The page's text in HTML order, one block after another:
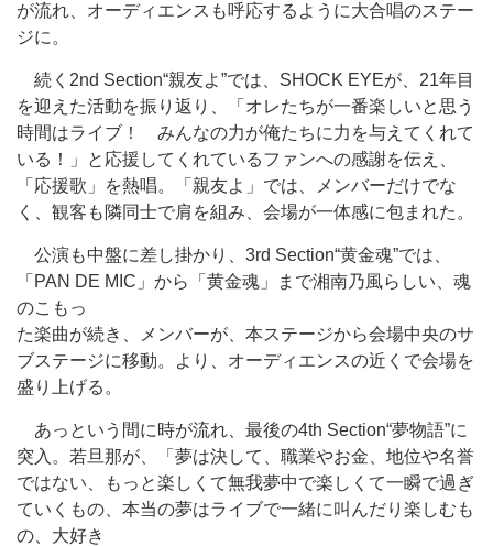
が流れ、オーディエンスも呼応するように大合唱のステー
ジに。
続く2nd Section“親友よ”では、SHOCK EYEが、21年目
を迎えた活動を振り返り、「オレたちが一番楽しいと思う
時間はライブ！ みんなの力が俺たちに力を与えてくれて
いる！」と応援してくれているファンへの感謝を伝え、
「応援歌」を熱唱。「親友よ」では、メンバーだけでな
く、観客も隣同士で肩を組み、会場が一体感に包まれた。
公演も中盤に差し掛かり、3rd Section“黄金魂”では、
「PAN DE MIC」から「黄金魂」まで湘南乃風らしい、魂
のこもっ
た楽曲が続き、メンバーが、本ステージから会場中央のサ
ブステージに移動。より、オーディエンスの近くで会場を
盛り上げる。
あっという間に時が流れ、最後の4th Section“夢物語”に
突入。若旦那が、「夢は決して、職業やお金、地位や名誉
ではない、もっと楽しくて無我夢中で楽しくて一瞬で過ぎ
ていくもの、本当の夢はライブで一緒に叫んだり楽しむも
の、大好き